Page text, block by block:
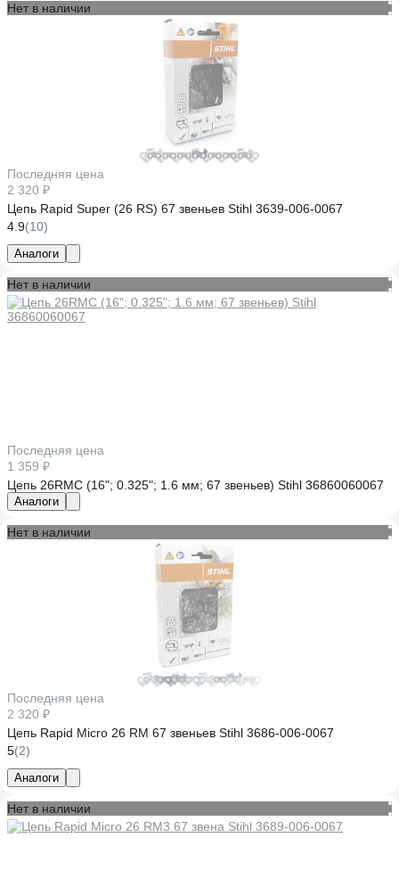
Нет в наличии
Последняя цена
2 320 ₽
Цепь Rapid Super (26 RS) 67 звеньев Stihl 3639-006-0067
4.9(10)
Аналоги
Нет в наличии
Последняя цена
1 359 ₽
Цепь 26RMC (16"; 0.325"; 1.6 мм; 67 звеньев) Stihl 36860060067
Аналоги
Нет в наличии
Последняя цена
2 320 ₽
Цепь Rapid Micro 26 RM 67 звеньев Stihl 3686-006-0067
5(2)
Аналоги
Нет в наличии